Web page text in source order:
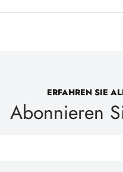
ERFAHREN SIE
Abonnieren